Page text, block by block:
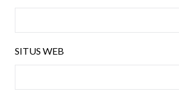
SITUS WEB